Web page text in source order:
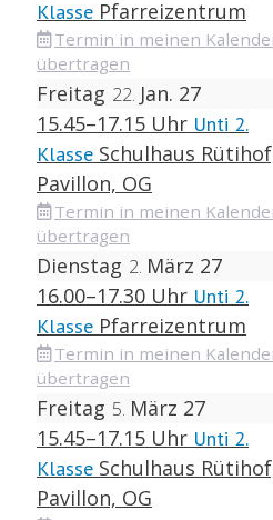
Klasse Pfarreizentrum
Termin in meinen
übertragen
Freitag 22 Jan. 27
15.45–17.15 Uhr Unti 2.
Klasse Schulhaus
Pavillon, OG
Termin in meinen
übertragen
Dienstag 2 März 27
16.00–17.30 Uhr Unti 2.
Klasse Pfarreizentrum
Termin in meinen
übertragen
Freitag 5 März 27
15.45–17.15 Uhr Unti 2.
Klasse Schulhaus
Pavillon, OG